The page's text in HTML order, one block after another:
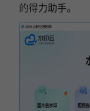
的得力助手。